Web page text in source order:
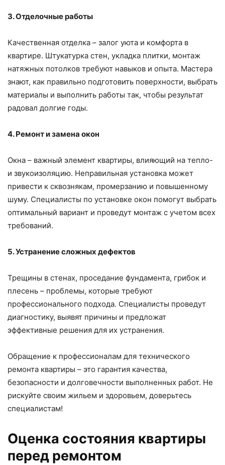
3. Отделочные работы
Качественная отделка – залог уюта и комфорта в
квартире. Штукатурка стен, укладка плитки, монтаж
натяжных потолков требуют навыков и опыта. Мастера
знают, как правильно подготовить поверхности, выбрать
материалы и выполнить работы так, чтобы результат
радовал долгие годы.
4. Ремонт и замена окон
Окна – важный элемент квартиры, влияющий на тепло-
и звукоизоляцию. Неправильная установка может
привести к сквознякам, промерзанию и повышенному
шуму. Специалисты по установке окон помогут выбрать
оптимальный вариант и проведут монтаж с учетом всех
требований.
5. Устранение сложных дефектов
Трещины в стенах, проседание фундамента, грибок и
плесень – проблемы, которые требуют
профессионального подхода. Специалисты проведут
диагностику, выявят причины и предложат
эффективные решения для их устранения.
Обращение к профессионалам для технического
ремонта квартиры – это гарантия качества,
безопасности и долговечности выполненных работ. Не
рискуйте своим жильем и здоровьем, доверьтесь
специалистам!
Оценка состояния квартиры
перед ремонтом